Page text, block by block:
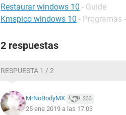
Restaurar windows 10 - Guide
Kmspico windows 10 - Programas
2 respuestas
RESPUESTA 1 / 2
MrNoBodyMX 233
25 ene 2019 a las 17:03